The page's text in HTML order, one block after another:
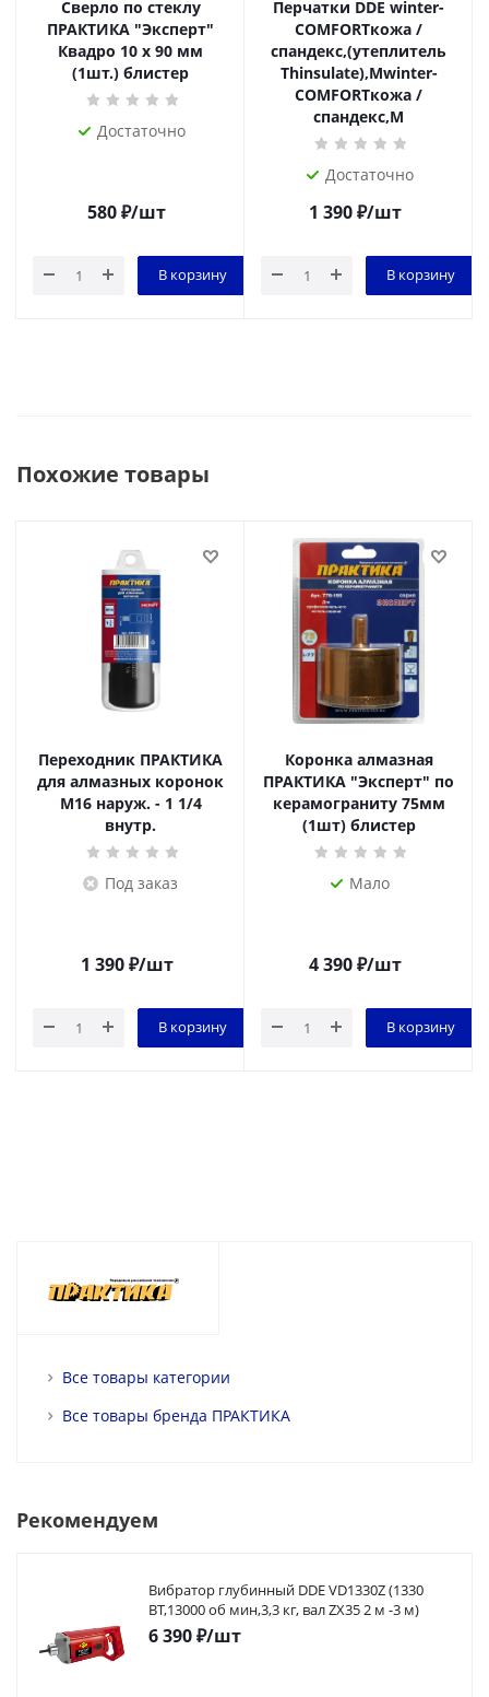
Сверло по стеклу
ПРАКТИКА "Эксперт"
Квадро 10 х 90 мм
(1шт.) блистер
Достаточно
580₽/шт
В корзину
Перчатки DDE winter-
СOMFORTкожа /
спандекс,(утеплитель
Thinsulate),Mwinter-
СOMFORTкожа /
спандекс,M
Достаточно
1 390₽/шт
В корзину
Похожие товары
Переходник ПРАКТИКА
для алмазных коронок
M16 наруж. - 1 1/4
внутр.
Под заказ
1 390₽/шт
В корзину
Коронка алмазная
ПРАКТИКА "Эксперт" по
керамограниту 75мм
(1шт) блистер
Мало
4 390₽/шт
В корзину
Все товары категории
Все товары бренда ПРАКТИКА
Рекомендуем
Вибратор глубинный DDE VD1330Z (1330
ВТ,13000 об мин,3,3 кг, вал ZX35 2 м -3 м)
6 390₽/шт